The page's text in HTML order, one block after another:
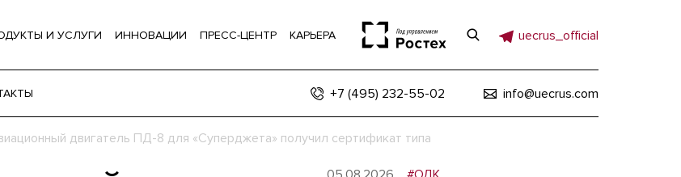
И УСЛУГИ ИННОВАЦИИ ПРЕСС-ЦЕНТР КАРЬЕРА uecrus_official
+7 (495) 232-55-02 info@uecrus.com
двигатель ПД-8 для «Суперджета» получил сертификат типа